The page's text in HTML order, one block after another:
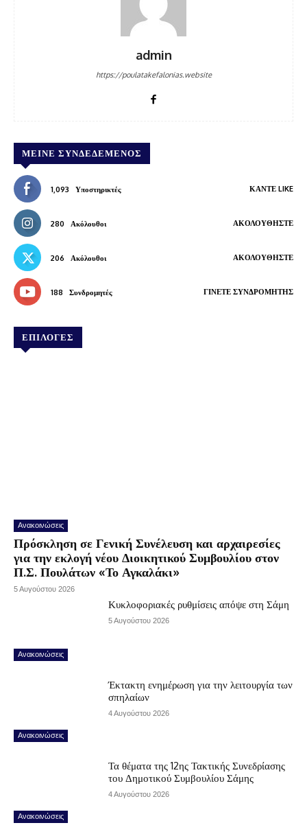
admin
https://poulatakefalonias.website
ΜΕΊΝΕ ΣΥΝΔΕΔΕΜΈΝΟΣ
1,093 Υποστηρικτές ΚΆΝΤΕ LIKE
280 Ακόλουθοι ΑΚΟΛΟΥΘΉΣΤΕ
206 Ακόλουθοι ΑΚΟΛΟΥΘΉΣΤΕ
188 Συνδρομητές ΓΊΝΕΤΕ ΣΥΝΔΡΟΜΗΤΉΣ
ΕΠΙΛΟΓΕΣ
Ανακοινώσεις
Πρόσκληση σε Γενική Συνέλευση και αρχαιρεσίες
για την εκλογή νέου Διοικητικού Συμβουλίου στον
Π.Σ. Πουλάτων «Το Αγκαλάκι»
5 Αυγούστου 2026
Ανακοινώσεις
Κυκλοφοριακές ρυθμίσεις απόψε στη Σάμη
5 Αυγούστου 2026
Ανακοινώσεις
Έκτακτη ενημέρωση για την λειτουργία των
σπηλαίων
4 Αυγούστου 2026
Ανακοινώσεις
Τα θέματα της 12ης Τακτικής Συνεδρίασης
του Δημοτικού Συμβουλίου Σάμης
4 Αυγούστου 2026